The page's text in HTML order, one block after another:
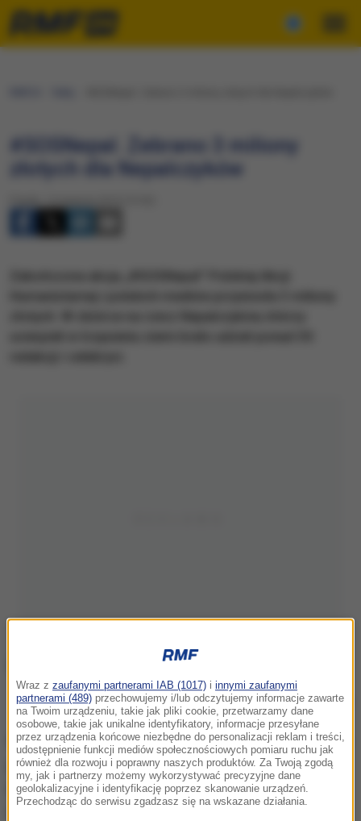
#SOSNepal. Zebrano 3 miliony
złotych dla Nepalczyków
Plakat promujący akcję
Redakcje radiowe, w tym także RMF FM, telewizyjne i
prasowe namawiały do wysyłania SMS-ów i
kupowania koszulek dostępnych w m.in. sklepach
Wraz z zaufanymi partnerami IAB (1017) i innymi zaufanymi
partnerami (489) przechowujemy i/lub odczytujemy informacje zawarte
na Twoim urządzeniu, takie jak pliki cookie, przetwarzamy dane
osobowe, takie jak unikalne identyfikatory, informacje przesyłane
przez urządzenia końcowe niezbędne do personalizacji reklam i treści,
udostępnienie funkcji mediów społecznościowych pomiaru ruchu jak
również dla rozwoju i poprawny naszych produktów. Za Twoją zgodą
my, jak i partnerzy możemy wykorzystywać precyzyjne dane
geolokalizacyjne i identyfikację poprzez skanowanie urządzeń.
Przechodząc do serwisu zgadzasz się na wskazane działania.